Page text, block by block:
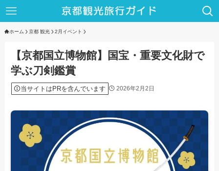
ホーム 京都 観光 2月イベント
【京都国立博物館】国宝・重要文化財で
学ぶ刀剣鑑賞
当サイトはPRを含んでいます 2026年2月2日